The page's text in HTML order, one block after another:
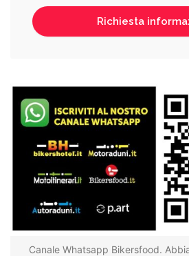
Canale Whatsapp Bikersfood.